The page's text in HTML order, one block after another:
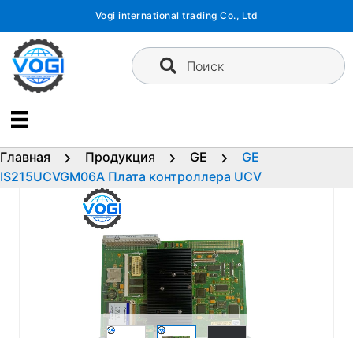
содержимому
Vogi international trading Co., Ltd
Поиск
Главная Продукция GE
GE
IS215UCVGM06A Плата контроллера UCV